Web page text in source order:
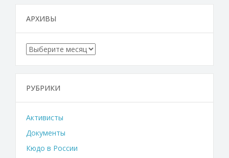
АРХИВЫ
Архивы
РУБРИКИ
Активисты
Документы
Кюдо в России